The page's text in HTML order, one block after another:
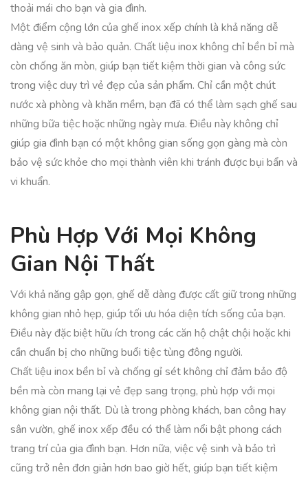
thoải mái cho bạn và gia đình.
Một điểm cộng lớn của ghế inox xếp chính là khả năng dễ
dàng vệ sinh và bảo quản. Chất liệu inox không chỉ bền bỉ mà
còn chống ăn mòn, giúp bạn tiết kiệm thời gian và công sức
trong việc duy trì vẻ đẹp của sản phẩm. Chỉ cần một chút
nước xà phòng và khăn mềm, bạn đã có thể làm sạch ghế sau
những bữa tiệc hoặc những ngày mưa. Điều này không chỉ
giúp gia đình bạn có một không gian sống gọn gàng mà còn
bảo vệ sức khỏe cho mọi thành viên khi tránh được bụi bẩn và
vi khuẩn.
Phù Hợp Với Mọi Không
Gian Nội Thất
Với khả năng gập gọn, ghế dễ dàng được cất giữ trong những
không gian nhỏ hẹp, giúp tối ưu hóa diện tích sống của bạn.
Điều này đặc biệt hữu ích trong các căn hộ chật chội hoặc khi
cần chuẩn bị cho những buổi tiệc tùng đông người.
Chất liệu inox bền bỉ và chống gỉ sét không chỉ đảm bảo độ
bền mà còn mang lại vẻ đẹp sang trọng, phù hợp với mọi
không gian nội thất. Dù là trong phòng khách, ban công hay
sân vườn, ghế inox xếp đều có thể làm nổi bật phong cách
trang trí của gia đình bạn. Hơn nữa, việc vệ sinh và bảo trì
cũng trở nên đơn giản hơn bao giờ hết, giúp bạn tiết kiệm